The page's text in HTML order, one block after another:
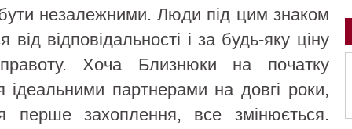
незалежними. Люди під цим знаком
від відповідальності і за будь-яку ціну
Хоча Близнюки на початку
ідеальними партнерами на довгі роки,
перше захоплення, все змінюється.